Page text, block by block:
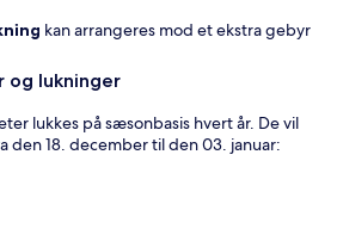
kan arrangeres mod et ekstra gebyr
og lukninger
lukkes på sæsonbasis hvert år. De vil
den 18. december til den 03. januar: